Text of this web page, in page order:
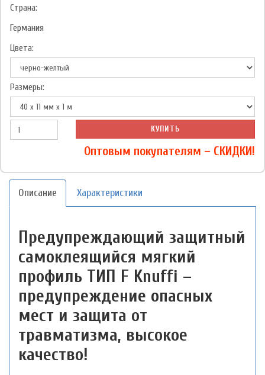
Страна:
Германия
Цвета:
Размеры:
КУПИТЬ
Оптовым покупателям – СКИДКИ!
Описание Характеристики
Предупреждающий защитный
самоклеящийся мягкий
профиль ТИП F Knuffi –
предупреждение опасных
мест и защита от
травматизма, высокое
качество!